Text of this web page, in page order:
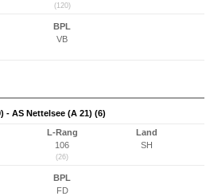
(120)
BPL
VB
- AS Nettelsee (A 21) (6)
L-Rang
106
(26)
Land
SH
BPL
FD